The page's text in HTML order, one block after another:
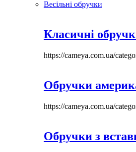
Весільні обручки
Класичні
https://cameya.com.ua/
Обручки
https://cameya.com.ua/
Обручки з